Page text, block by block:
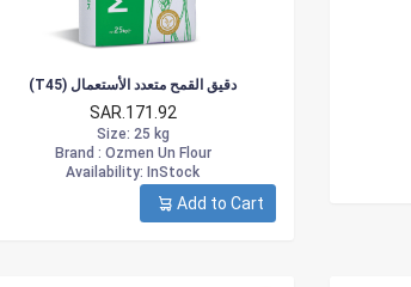
(T45) دقيق القمح متعدد الأستعمال
SAR.171.92
Size: 25 kg
Brand : Ozmen Un Flour
Availability: InStock
Add to Cart